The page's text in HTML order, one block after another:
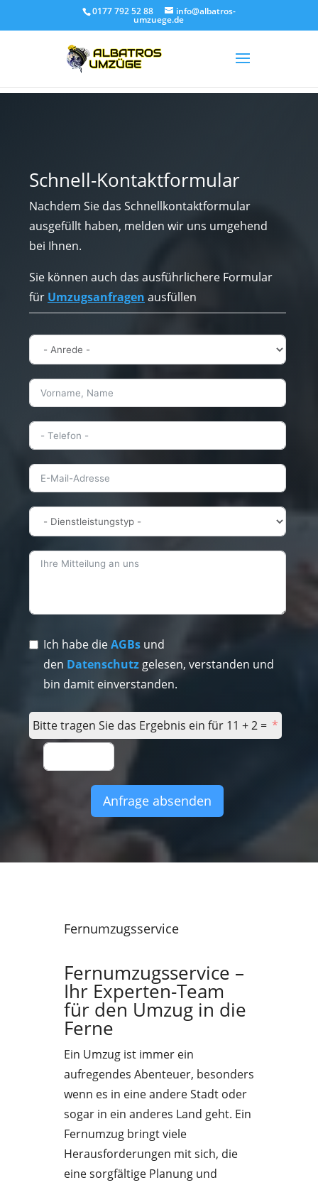
0177 792 52 88 info@albatros-
umzuege.de
Schnell-Kontaktformular
Nachdem Sie das Schnellkontaktformular
ausgefüllt haben, melden wir uns umgehend
bei Ihnen.
Sie können auch das ausführlichere Formular
für Umzugsanfragen ausfüllen
Ich habe dieAGBs und
den Datenschutzgelesen, verstanden und
bin damit einverstanden.
Bitte tragen Sie das Ergebnis ein für 11 + 2 =
Anfrage absenden
Fernumzugsservice
Fernumzugsservice –
Ihr Experten-Team
für den Umzug in die
Ferne
Ein Umzug ist immer ein
aufregendes Abenteuer, besonders
wenn es in eine andere Stadt oder
sogar in ein anderes Land geht. Ein
Fernumzug bringt viele
Herausforderungen mit sich, die
eine sorgfältige Planung und